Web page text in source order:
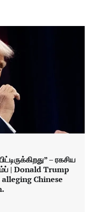
– ரகசிய
| Donald Trump
Chinese